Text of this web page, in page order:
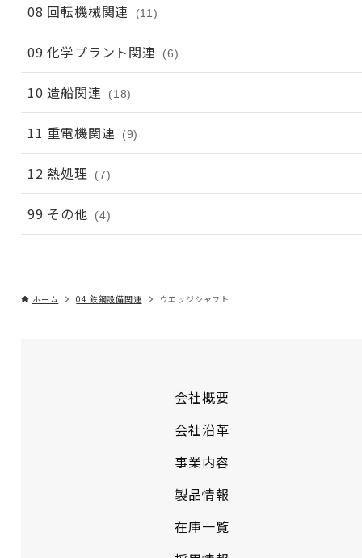
08 回転機械関連 (11)
09 化学プラント関連 (6)
10 造船関連 (18)
11 重電機関連 (9)
12 熱処理 (7)
99 その他 (4)
ホーム 04 鉄鋼設備関連 ウエッジシャフト
会社概要
会社沿革
事業内容
製品情報
在庫一覧